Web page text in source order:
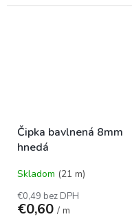
Čipka bavlnená 8mm
hnedá
Skladom (21 m)
€0,49 bez DPH
€0,60 / m